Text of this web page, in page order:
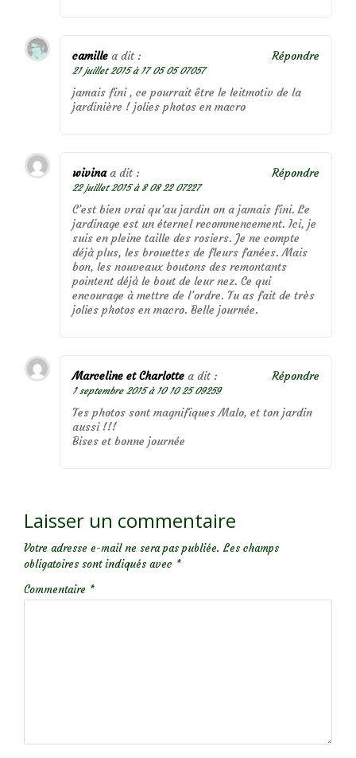
camille a dit :
21 juillet 2015 à 17 05 05 07057
jamais fini , ce pourrait être le leitmotiv de la
jardinière ! jolies photos en macro
Répondre
wivina a dit :
22 juillet 2015 à 8 08 22 07227
C’est bien vrai qu’au jardin on a jamais fini. Le
jardinage est un éternel recommencement. Ici, je
suis en pleine taille des rosiers. Je ne compte
déjà plus, les brouettes de fleurs fanées. Mais
bon, les nouveaux boutons des remontants
pointent déjà le bout de leur nez. Ce qui
encourage à mettre de l’ordre. Tu as fait de très
jolies photos en macro. Belle journée.
Répondre
Marceline et Charlotte a dit :
1 septembre 2015 à 10 10 25 09259
Tes photos sont magnifiques Malo, et ton jardin
aussi !!!
Bises et bonne journée
Répondre
Laisser un commentaire
Votre adresse e-mail ne sera pas publiée. Les champs
obligatoires sont indiqués avec *
Commentaire *